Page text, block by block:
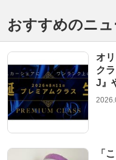
おすすめのニュ
オ
ク
J』
「